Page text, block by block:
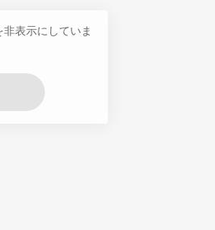
表示にしていま